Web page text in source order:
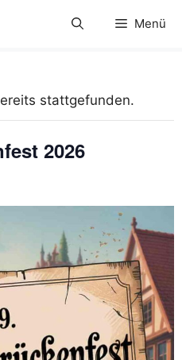
Menü
stattgefunden.
2026